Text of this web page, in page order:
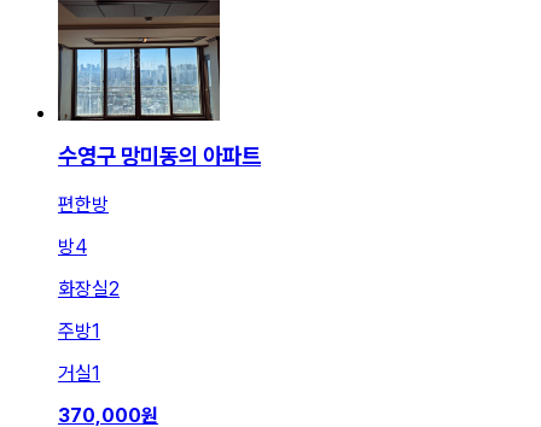
수영구 망미동의 아파트
편한방
방4
화장실2
주방1
거실1
370,000원